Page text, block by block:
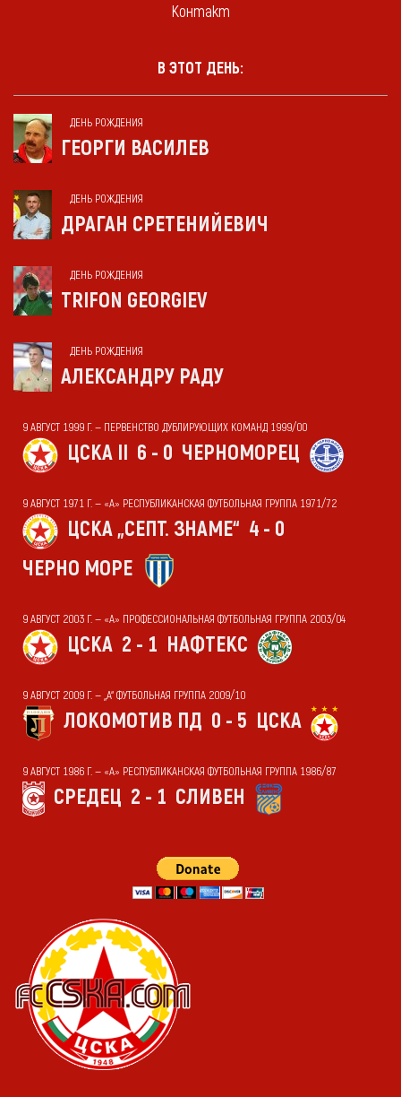
Контакт
В ЭТОТ ДЕНЬ:
ДЕНЬ РОЖДЕНИЯ
ГЕОРГИ ВАСИЛЕВ
ДЕНЬ РОЖДЕНИЯ
ДРАГАН СРЕТЕНИЙЕВИЧ
ДЕНЬ РОЖДЕНИЯ
TRIFON GEORGIEV
ДЕНЬ РОЖДЕНИЯ
АЛЕКСАНДРУ РАДУ
9 АВГУСТ 1999 Г. — ПЕРВЕНСТВО ДУБЛИРУЮЩИХ КОМАНД 1999/00
ЦСКА II 6 - 0 ЧЕРНОМОРЕЦ
9 АВГУСТ 1971 Г. — «А» РЕСПУБЛИКАНСКАЯ ФУТБОЛЬНАЯ ГРУППА 1971/72
ЦСКА „СЕПТ. ЗНАМЕ“ 4 - 0
ЧЕРНО МОРЕ
9 АВГУСТ 2003 Г. — «А» ПРОФЕССИОНАЛЬНАЯ ФУТБОЛЬНАЯ ГРУППА 2003/04
ЦСКА 2 - 1 НАФТЕКС
9 АВГУСТ 2009 Г. — „А“ ФУТБОЛЬНАЯ ГРУППА 2009/10
ЛОКОМОТИВ ПД 0 - 5 ЦСКА
9 АВГУСТ 1986 Г. — «А» РЕСПУБЛИКАНСКАЯ ФУТБОЛЬНАЯ ГРУППА 1986/87
СРЕДЕЦ 2 - 1 СЛИВЕН